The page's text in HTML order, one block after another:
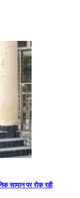
सामान पर रोक रही